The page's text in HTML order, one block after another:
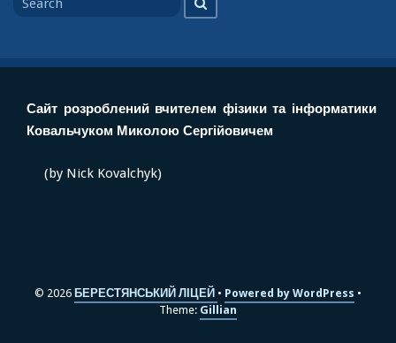
for
Сайт розроблений вчителем фізики та інформатики
Ковальчуком Миколою Сергійовичем
(by Nick Kovalchyk)
© 2026 БЕРЕСТЯНСЬКИЙ ЛІЦЕЙ
Powered by WordPress
Theme: Gillian